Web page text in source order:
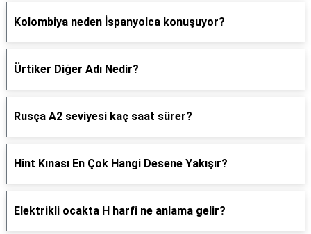
Kolombiya neden İspanyolca konuşuyor?
Ürtiker Diğer Adı Nedir?
Rusça A2 seviyesi kaç saat sürer?
Hint Kınası En Çok Hangi Desene Yakışır?
Elektrikli ocakta H harfi ne anlama gelir?